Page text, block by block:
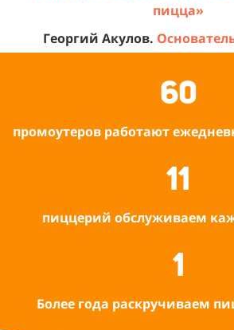
пицца»
Георгий Акулов.
60
промоутеров работают
11
пиццерий обслуживаем
1
Более года раскручиваем